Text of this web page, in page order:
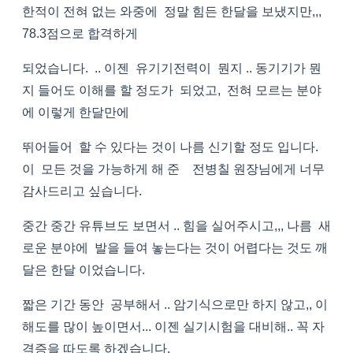
한적이 전혀 없는 와중에 정말 힘든 한달을 보냈지만,,,
78.3점으로 합격하게
되었습니다. .. 이젠 유기기전력이 뭔지 .. 동기기가 뭔
지 들어도 이해를 할 정도가 되었고, 전혀 모르는 분야
에 이렇게 한달만에
뛰어들어 할 수 있다는 것이 나름 신기할 정도 입니다.
이 모든 것을 가능하게 해 준 전병칠 원장님에게 너무
감사드리고 싶습니다.
중간 중간 유튜브도 보면서 .. 힘을 실어주시고,,, 나름 새
로운 분야에 발을 들여 놓는다는 것이 어렵다는 것도 깨
달은 한달 이었습니다.
짧은 기간 동안 공부해서 .. 암기식으로만 하지 않고,, 이
해도를 많이 높이면서... 이젠 실기시험을 대비해.. 꼭 자
격증을 따도록 하겠습니다.